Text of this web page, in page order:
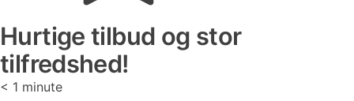
Hurtige tilbud og stor
tilfredshed!
< 1 minute